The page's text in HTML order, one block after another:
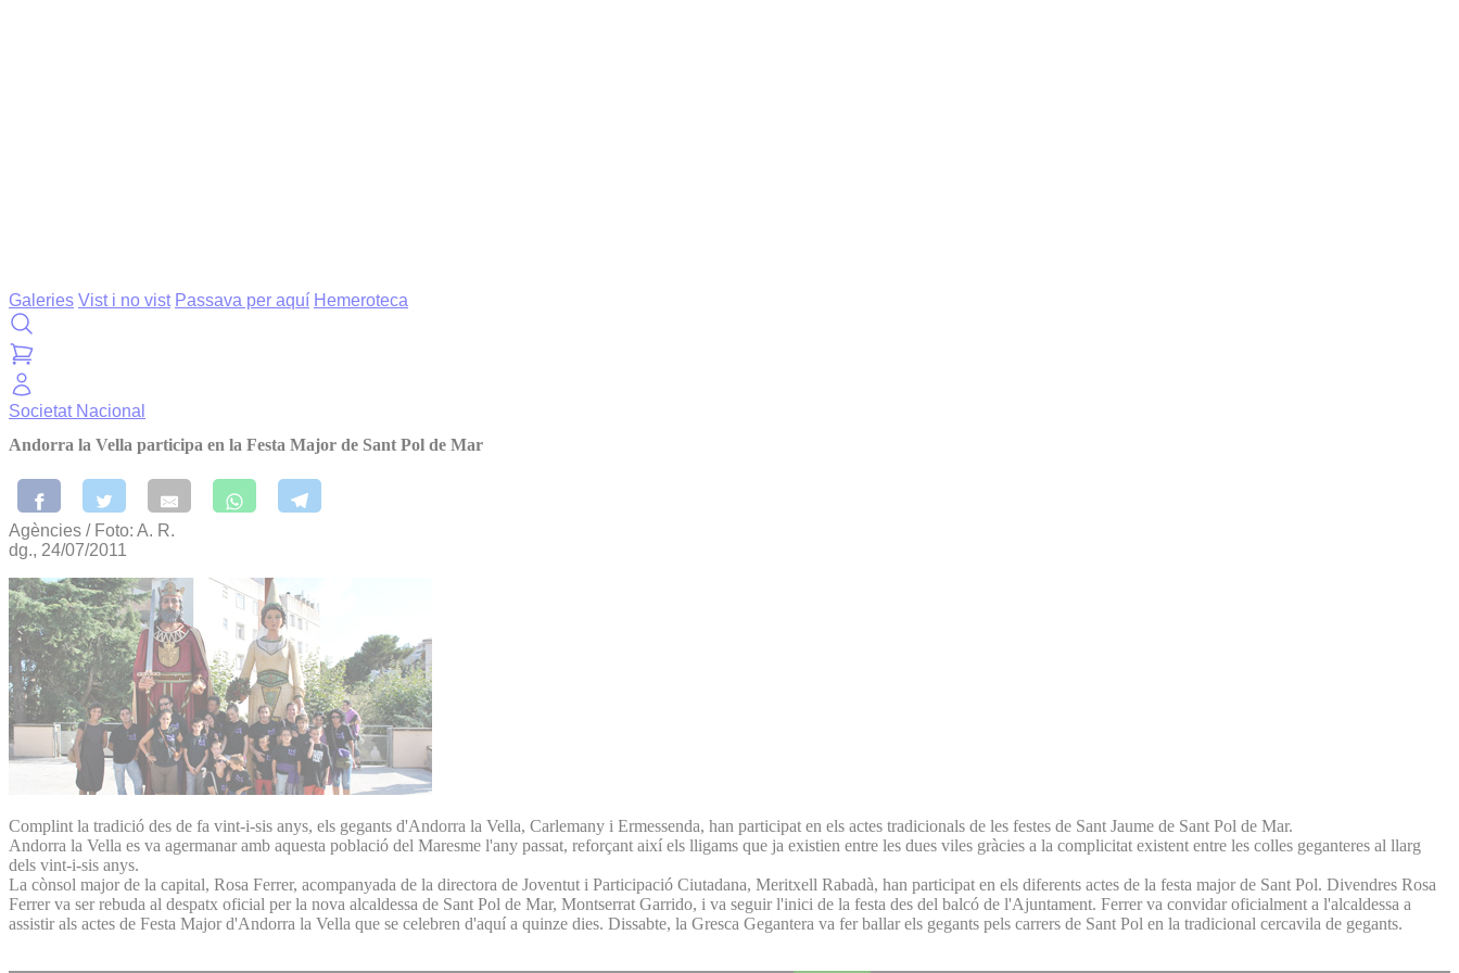
Galeries Vist i no vist Passava per aquí Hemeroteca
Societat Nacional
Andorra la Vella participa en la Festa Major de Sant Pol de Mar
Agències / Foto: A. R.
dg., 24/07/2011
Complint la tradició des de fa vint-i-sis anys, els gegants d'Andorra la Vella, Carlemany i Ermessenda, han participat en els actes tradicionals de les festes de Sant Jaume de Sant Pol de Mar.
Andorra la Vella es va agermanar amb aquesta població del Maresme l'any passat, reforçant així els lligams que ja existien entre les dues viles gràcies a la complicitat existent entre les colles geganteres al llarg
dels vint-i-sis anys.
La cònsol major de la capital, Rosa Ferrer, acompanyada de la directora de Joventut i Participació Ciutadana, Meritxell Rabadà, han participat en els diferents actes de la festa major de Sant Pol. Divendres Rosa
Ferrer va ser rebuda al despatx oficial per la nova alcaldessa de Sant Pol de Mar, Montserrat Garrido, i va seguir l'inici de la festa des del balcó de l'Ajuntament. Ferrer va convidar oficialment a l'alcaldessa a
assistir als actes de Festa Major d'Andorra la Vella que se celebren d'aquí a quinze dies. Dissabte, la Gresca Gegantera va fer ballar els gegants pels carrers de Sant Pol en la tradicional cercavila de gegants.